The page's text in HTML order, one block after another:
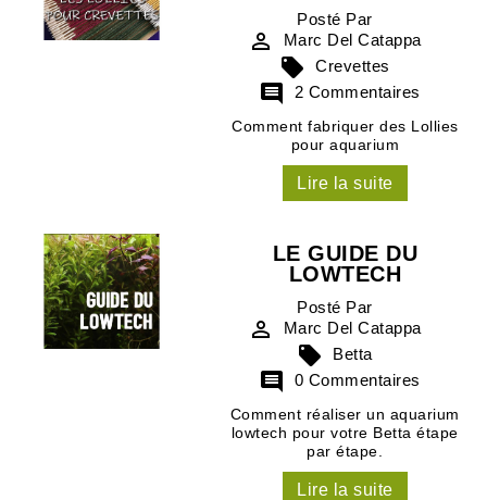
Posté Par
 Marc Del Catappa
 Crevettes
 2 Commentaires
Comment fabriquer des Lollies
pour aquarium
Lire la suite
LE GUIDE DU
LOWTECH
Posté Par
 Marc Del Catappa
 Betta
 0 Commentaires
Comment réaliser un aquarium
lowtech pour votre Betta étape
par étape.
Lire la suite